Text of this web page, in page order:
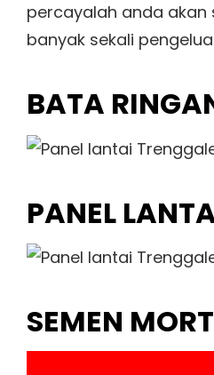
percayalah anda
banyak sekali
BATA
PANEL
SEMEN